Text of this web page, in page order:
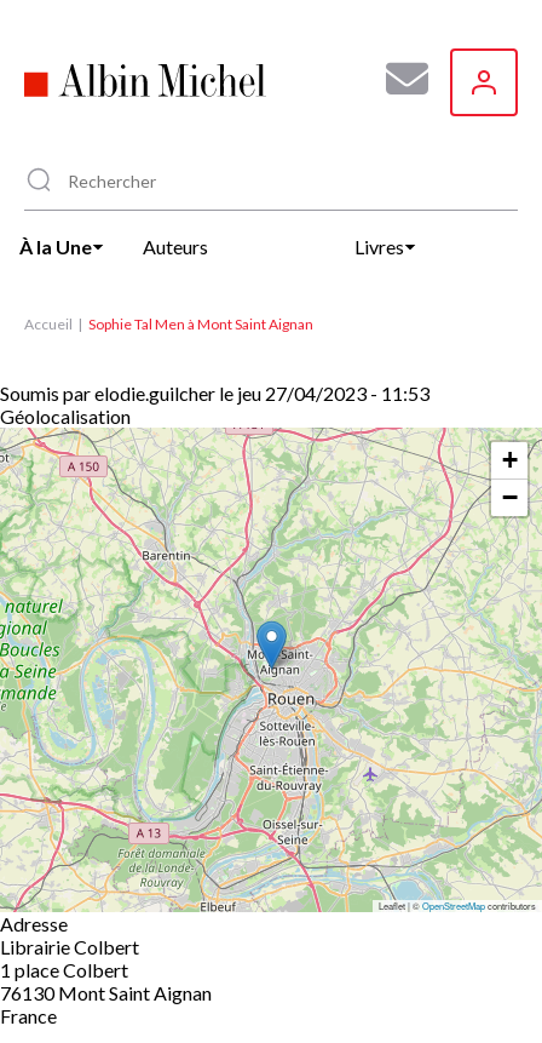
principal
À la Une Auteurs Livres
Accueil Sophie Tal Men à Mont Saint Aignan
Soumis parelodie.guilcher le jeu 27/04/2023 - 11:53
Géolocalisation
+
−
Leaflet | ©OpenStreetMapcontributors
Adresse
Librairie Colbert
1 place Colbert
76130 Mont Saint Aignan
France